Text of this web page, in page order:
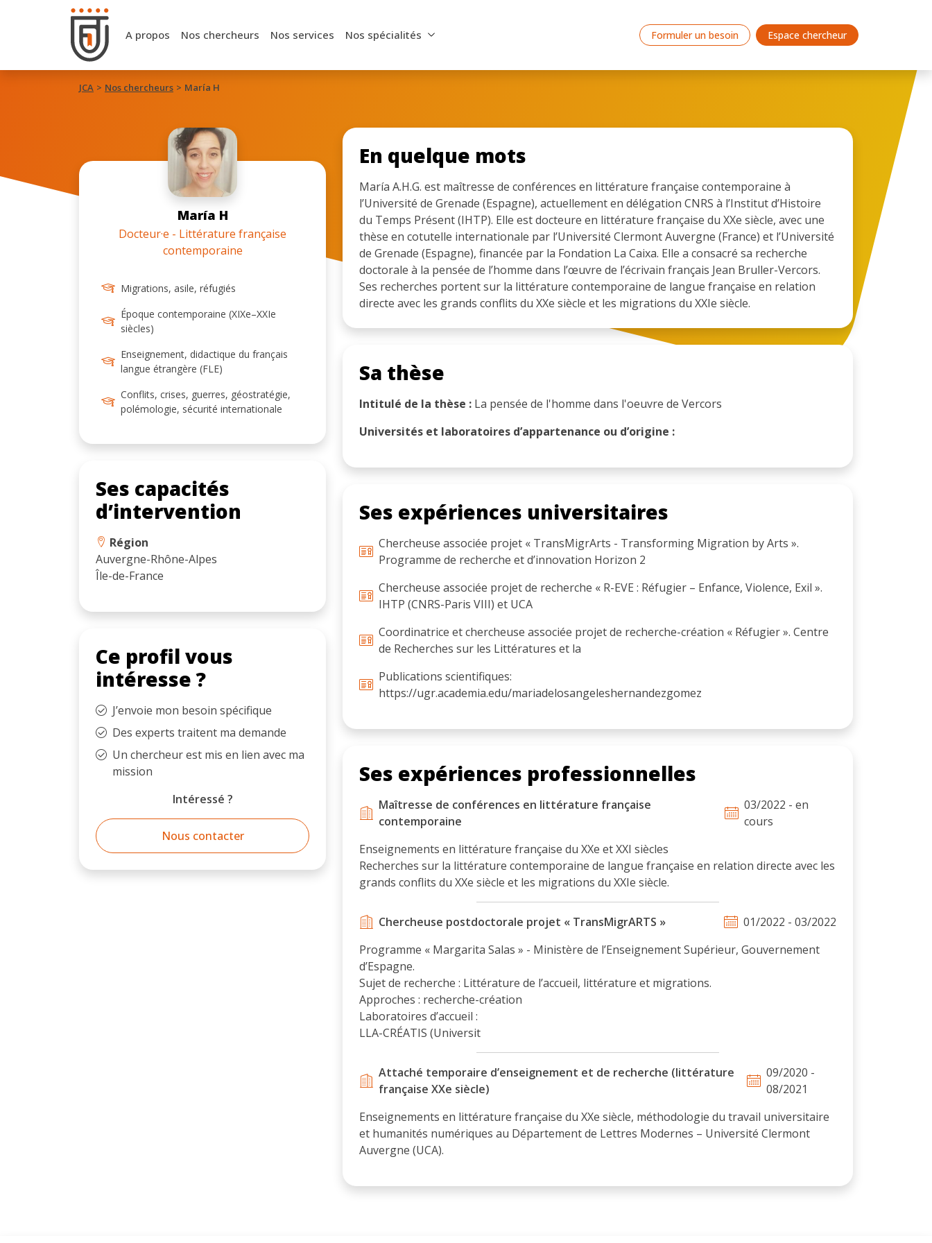
A propos Nos chercheurs Nos services Nos spécialités Formuler un besoin Espace chercheur
JCA Nos chercheurs María H
María H
Docteur·e - Littérature française
contemporaine
Migrations, asile, réfugiés
Époque contemporaine (XIXe–XXIe
siècles)
Enseignement, didactique du français
langue étrangère (FLE)
Conflits, crises, guerres, géostratégie,
polémologie, sécurité internationale
Ses capacités
d’intervention
Région
Auvergne-Rhône-Alpes
Île-de-France
Ce profil vous
intéresse ?
J’envoie mon besoin spécifique
Des experts traitent ma demande
Un chercheur est mis en lien avec ma
mission
Intéressé ?
Nous contacter
En quelque mots
María A.H.G. est maîtresse de conférences en littérature française contemporaine à
l’Université de Grenade (Espagne), actuellement en délégation CNRS à l’Institut d’Histoire
du Temps Présent (IHTP). Elle est docteure en littérature française du XXe siècle, avec une
thèse en cotutelle internationale par l’Université Clermont Auvergne (France) et l’Université
de Grenade (Espagne), financée par la Fondation La Caixa. Elle a consacré sa recherche
doctorale à la pensée de l’homme dans l’œuvre de l’écrivain français Jean Bruller-Vercors.
Ses recherches portent sur la littérature contemporaine de langue française en relation
directe avec les grands conflits du XXe siècle et les migrations du XXIe siècle.
Sa thèse
Intitulé de la thèse : La pensée de l'homme dans l'oeuvre de Vercors
Universités et laboratoires d’appartenance ou d’origine :
Ses expériences universitaires
Chercheuse associée projet « TransMigrArts - Transforming Migration by Arts ».
Programme de recherche et d’innovation Horizon 2
Chercheuse associée projet de recherche « R-EVE : Réfugier – Enfance, Violence, Exil ».
IHTP (CNRS-Paris VIII) et UCA
Coordinatrice et chercheuse associée projet de recherche-création « Réfugier ». Centre
de Recherches sur les Littératures et la
Publications scientifiques:
https://ugr.academia.edu/mariadelosangeleshernandezgomez
Ses expériences professionnelles
Maîtresse de conférences en littérature française
contemporaine
03/2022 - en
cours
Enseignements en littérature française du XXe et XXI siècles
Recherches sur la littérature contemporaine de langue française en relation directe avec les
grands conflits du XXe siècle et les migrations du XXIe siècle.
Chercheuse postdoctorale projet « TransMigrARTS »
01/2022 - 03/2022
Programme « Margarita Salas » - Ministère de l’Enseignement Supérieur, Gouvernement
d’Espagne.
Sujet de recherche : Littérature de l’accueil, littérature et migrations.
Approches : recherche-création
Laboratoires d’accueil :
LLA-CRÉATIS (Universit
Attaché temporaire d’enseignement et de recherche (littérature
française XXe siècle)
09/2020 -
08/2021
Enseignements en littérature française du XXe siècle, méthodologie du travail universitaire
et humanités numériques au Département de Lettres Modernes – Université Clermont
Auvergne (UCA).